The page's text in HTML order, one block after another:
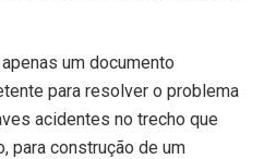
um documento
para resolver o problema
acidentes no trecho que
para construção de um